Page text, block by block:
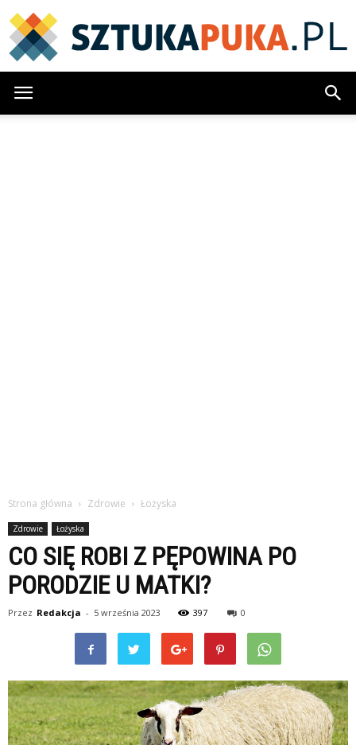
Strona główna Zdrowie Łożyska
Zdrowie Łożyska
CO SIĘ ROBI Z PĘPOWINA PO
PORODZIE U MATKI?
Przez Redakcja - 5 września 2023 397 0